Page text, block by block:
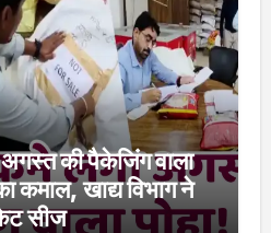
की पैकेजिंग वाला
कमाल, खाद्य विभाग ने
सीज